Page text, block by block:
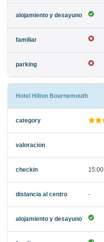
Hotel Hilton Bournemouth
15:00
-